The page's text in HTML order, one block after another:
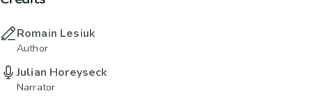
Romain Lesiuk
Author
Julian Horeyseck
Narrator